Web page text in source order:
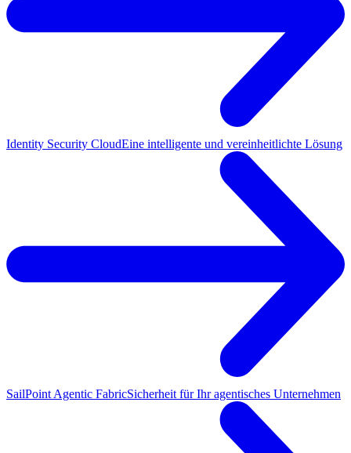
Identity Security CloudEine intelligente und vereinheitlichte Lösung
SailPoint Agentic FabricSicherheit für Ihr agentisches Unternehmen